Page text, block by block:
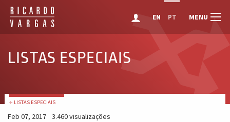
EN PT MENU
LISTAS ESPECIAIS
← LISTAS ESPECIAIS
Feb 07, 2017 3.460 visualizações